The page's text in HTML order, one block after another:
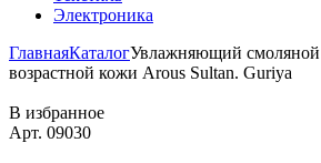
Электроника
ГлавнаяКаталогУвлажняющий смоляной
возрастной кожи Arous Sultan. Guriya
В избранное
Арт. 09030